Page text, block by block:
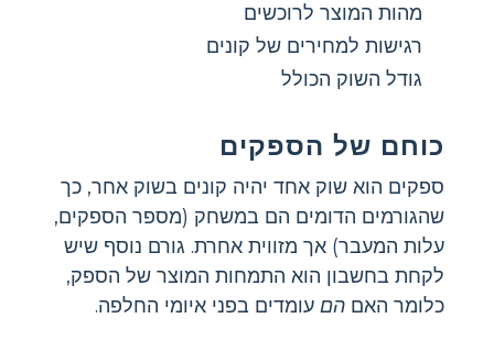
מהות המוצר לרוכשים
רגישות למחירים של קונים
גודל השוק הכולל
כוחם של הספקים
ספקים הוא שוק אחד יהיה קונים בשוק אחר, כך
שהגורמים הדומים הם במשחק (מספר הספקים,
עלות המעבר) אך מזווית אחרת. גורם נוסף שיש
לקחת בחשבון הוא התמחות המוצר של הספק,
כלומר האם הם עומדים בפני איומי החלפה.